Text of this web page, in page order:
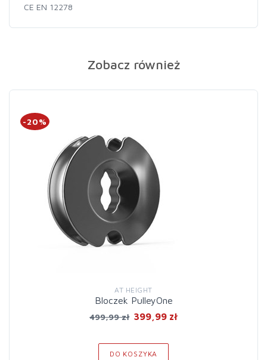
CE EN 12278
Zobacz również
-20%
AT HEIGHT
Bloczek PulleyOne
499,99 zł 399,99 zł
DO KOSZYKA